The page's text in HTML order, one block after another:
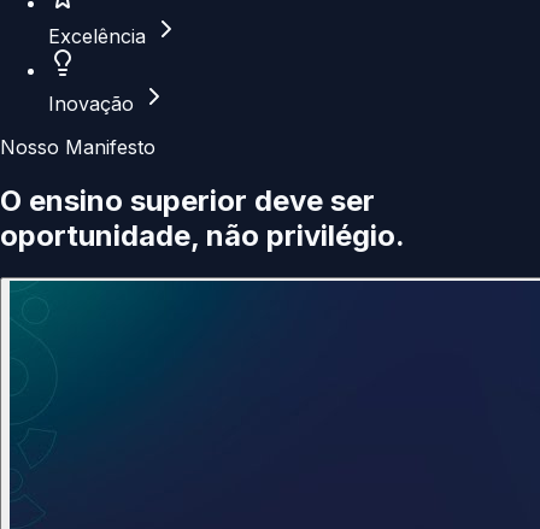
Excelência
Inovação
Nosso Manifesto
O ensino superior deve ser
oportunidade, não privilégio.